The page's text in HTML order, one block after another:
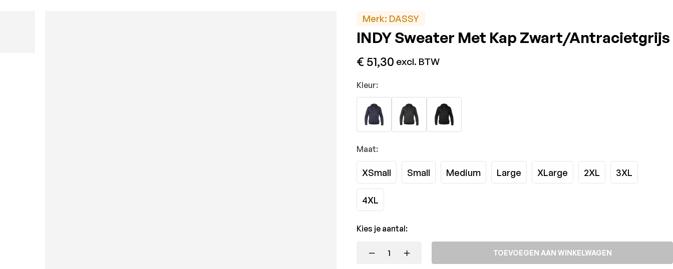
Merk: DASSY
INDY Sweater Met Kap Zwart/Antracietgrijs
€ 51,30 excl. BTW
Kleur:
Maat:
XSmall Small Medium Large XLarge 2XL 3XL
4XL
Kies je aantal:
TOEVOEGEN AAN WINKELWAGEN